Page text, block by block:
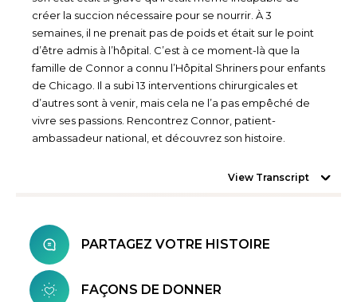
créer la succion nécessaire pour se nourrir. À 3
semaines, il ne prenait pas de poids et était sur le point
d’être admis à l’hôpital. C’est à ce moment-là que la
famille de Connor a connu l’Hôpital Shriners pour enfants
de Chicago. Il a subi 13 interventions chirurgicales et
d’autres sont à venir, mais cela ne l’a pas empêché de
vivre ses passions. Rencontrez Connor, patient-
ambassadeur national, et découvrez son histoire.
View Transcript
PARTAGEZ VOTRE HISTOIRE
FAÇONS DE DONNER